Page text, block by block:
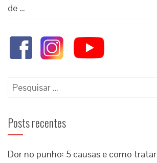
de …
Posts recentes
Dor no punho: 5 causas e como tratar